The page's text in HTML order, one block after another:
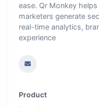
ease. Qr Monkey
marketers generate
real-time analytics,
experience
Product